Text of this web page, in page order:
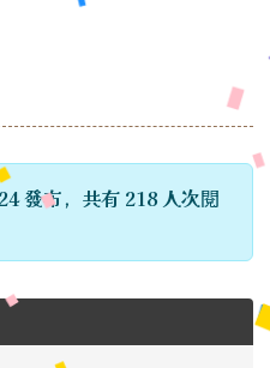
發布，共有 218 人次閱